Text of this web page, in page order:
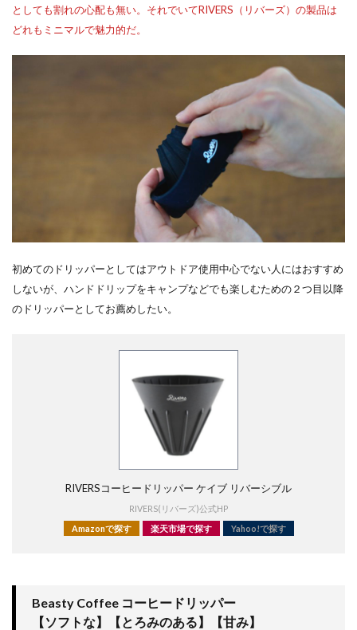
としても割れの心配も無い。それでいてRIVERS（リバーズ）の製品は
どれもミニマルで魅力的だ。
初めてのドリッパーとしてはアウトドア使用中心でない人にはおすすめ
しないが、ハンドドリップをキャンプなどでも楽しむための２つ目以降
のドリッパーとしてお薦めしたい。
RIVERSコーヒードリッパー ケイブ リバーシブル
RIVERS(リバーズ)公式HP
Amazonで探す
楽天市場で探す Yahoo!で探す
Beasty Coffee コーヒードリッパー
【ソフトな】【とろみのある】【甘み】